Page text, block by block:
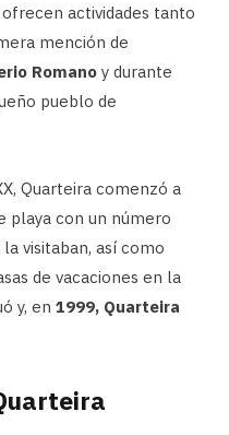
actividades tanto
mención de
Romano y durante
pueblo de
Quarteira comenzó a
playa con un número
visitaban, así como
de vacaciones en la
y, en 1999, Quarteira